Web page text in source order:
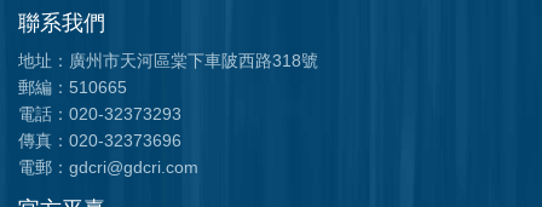
聯系我們
地址：廣州市天河區棠下車陂西路318號
郵編：510665
電話：020-32373293
傳真：020-32373696
電郵：gdcri@gdcri.com